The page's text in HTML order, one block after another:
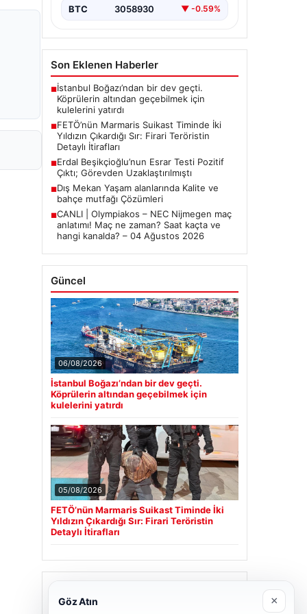
bırakmıyor. Bu girişimin…
BTC 3058930 ▼ -0.59%
Son Eklenen Haberler
■İstanbul Boğazı’ndan bir dev geçti.
Köprülerin altından geçebilmek için
kulelerini yatırdı
■FETÖ’nün Marmaris Suikast Timinde İki
Yıldızın Çıkardığı Sır: Firari Teröristin
Detaylı İtirafları
■Erdal Beşikçioğlu’nun Esrar Testi Pozitif
Çıktı; Görevden Uzaklaştırılmıştı
■Dış Mekan Yaşam alanlarında Kalite ve
bahçe mutfağı Çözümleri
■CANLI | Olympiakos – NEC Nijmegen maç
anlatımı! Maç ne zaman? Saat kaçta ve
hangi kanalda? – 04 Ağustos 2026
Güncel
06/08/2026
İstanbul Boğazı’ndan bir dev geçti.
Köprülerin altından geçebilmek için
kulelerini yatırdı
05/08/2026
FETÖ’nün Marmaris Suikast Timinde İki
Yıldızın Çıkardığı Sır: Firari Teröristin
Detaylı İtirafları
Göz Atın ×